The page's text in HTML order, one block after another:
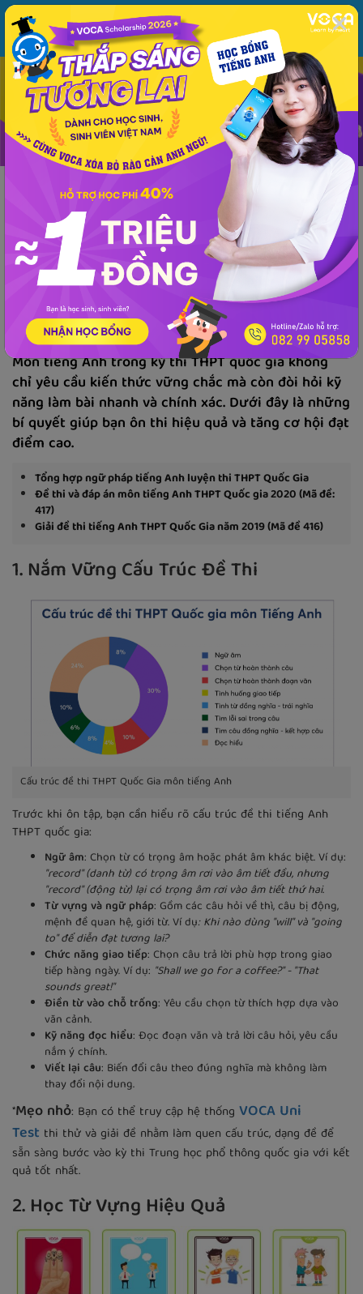
MENU ĐĂNG NHẬP
Từ vựng Ngữ pháp Mẫu câu Học phát âm Luyện viết
Giải đề thi môn tiếng Anh Lớp 10 Lớp 11
Tiếng Anh Lớp 12
Phổ thông
Giải đề thi môn tiếng Anh
Bí Quyết Luyện Thi Tiếng Anh Đạt Điểm Cao
VOCA đăng lúc 16:52 25/03/2025
Môn tiếng Anh trong kỳ thi THPT quốc gia không
chỉ yêu cầu kiến thức vững chắc mà còn đòi hỏi kỹ
năng làm bài nhanh và chính xác. Dưới đây là những
bí quyết giúp bạn ôn thi hiệu quả và tăng cơ hội đạt
điểm cao.
Tổng hợp ngữ pháp tiếng Anh luyện thi THPT Quốc Gia
Đề thi và đáp án môn tiếng Anh THPT Quốc gia 2020 (Mã đề:
417)
Giải đề thi tiếng Anh THPT Quốc Gia năm 2019 (Mã đề 416)
1. Nắm Vững Cấu Trúc Đề Thi
Cấu trúc đề thi THPT Quốc Gia môn tiếng Anh
Trước khi ôn tập, bạn cần hiểu rõ cấu trúc đề thi tiếng Anh
THPT quốc gia:
Ngữ âm: Chọn từ có trọng âm hoặc phát âm khác biệt. Ví dụ:
"record" (danh từ) có trọng âm rơi vào âm tiết đầu, nhưng
"record" (động từ) lại có trọng âm rơi vào âm tiết thứ hai.
Từ vựng và ngữ pháp: Gồm các câu hỏi về thì, câu bị động,
mệnh đề quan hệ, giới từ. Ví dụ: Khi nào dùng "will" và "going
to" để diễn đạt tương lai?
Chức năng giao tiếp: Chọn câu trả lời phù hợp trong giao
tiếp hàng ngày. Ví dụ: "Shall we go for a coffee?" - "That
sounds great!"
Điền từ vào chỗ trống: Yêu cầu chọn từ thích hợp dựa vào
văn cảnh.
Kỹ năng đọc hiểu: Đọc đoạn văn và trả lời câu hỏi, yêu cầu
nắm ý chính.
Viết lại câu: Biến đổi câu theo đúng nghĩa mà không làm
thay đổi nội dung.
*Mẹo nhỏ: Bạn có thể truy cập hệ thống VOCA Uni
Test thi thử và giải đề nhằm làm quen cấu trúc, dạng đề để
sẵn sàng bước vào kỳ thi Trung học phổ thông quốc gia với kết
quả tốt nhất.
2. Học Từ Vựng Hiệu Quả